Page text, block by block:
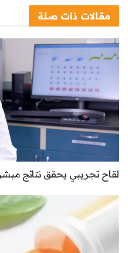
مقالات ذات صلة
لقاح تجريبي يحقق نتائج